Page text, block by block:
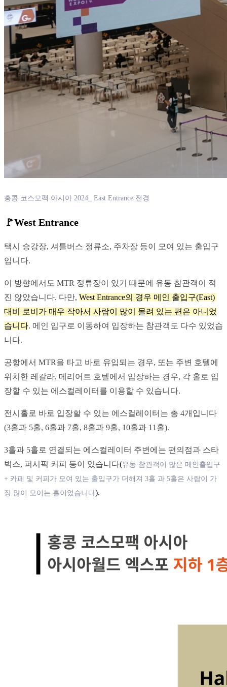
홍콩 코스모팩 아시아 2024_ East Entrance 전경
🚩West Entrance
택시 승강장, 셔틀버스 정류소, 주차장 등이 모여 있는 출입구
입니다.
이 방향에서도 MTR 정류장이 있기 때문에 유동 참관객이 적
진 않았습니다. 다만, West Entrance의 경우 메인 출입구(East)
대비 로비가 매우 작아서 사람이 많이 몰려 있는 편은 아니었
습니다. 메인 입구로 이동하여 입장하는 참관객도 다수 있었습
니다.
공항에서 MTR을 타고 바로 유입되는 경우, 또는 주변 호텔에
위치한 레갈라, 메리어트 호텔에서 입장하는 경우, 각 홀로 입
장할 수 있는 에스컬레이터를 이용할 수 있습니다.
전시홀로 바로 입장할 수 있는 에스컬레이터는 총 4개입니다
(3홀과 5홀, 6홀과 7홀, 8홀과 9홀, 10홀과 11홀).
3홀과 5홀로 연결되는 에스컬레이터 주변에는 편의점과 스타
벅스, 퍼시픽 커피 등이 있습니다(유동 참관객이 많은 메인출입구
+ 카페 및 커피가 모여 있는 출입구가 더해져 3홀 과 5홀은 사람이 가
장 많이 모이는 홀이었습니다).